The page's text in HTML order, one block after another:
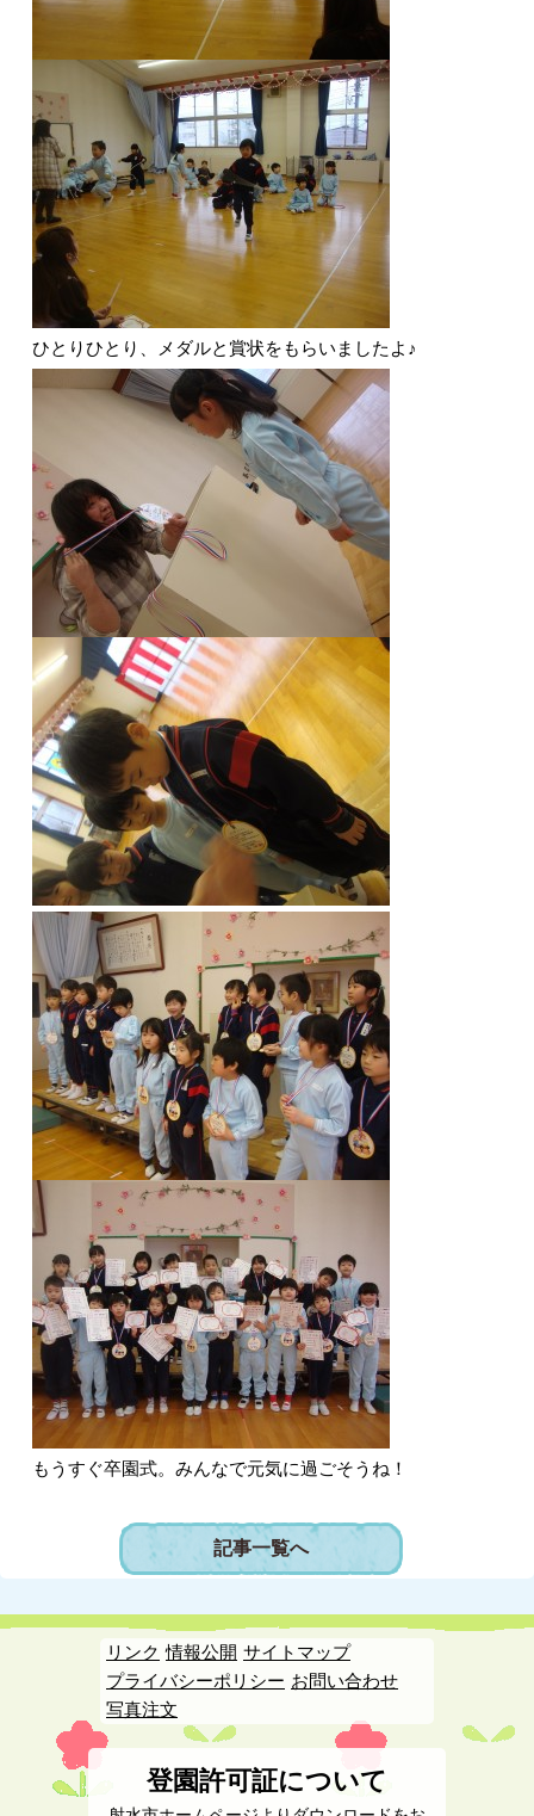
ひとりひとり、メダルと賞状をもらいましたよ♪
もうすぐ卒園式。みんなで元気に過ごそうね！
記事一覧へ
リンク 情報公開 サイトマップ
プライバシーポリシー お問い合わせ
写真注文
登園許可証について